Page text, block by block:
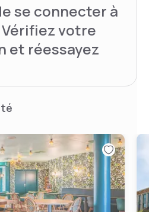
se connecter à
votre
et réessayez